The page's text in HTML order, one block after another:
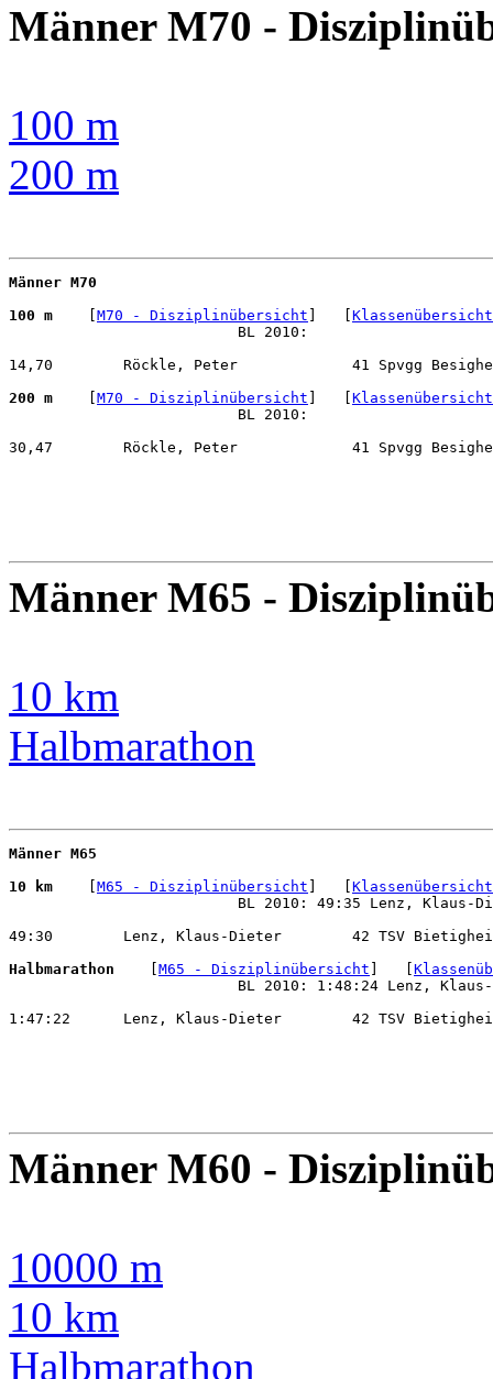
Männer M70 -
100 m
200 m
Männer M70
100 m
M70 - Disziplinübersicht
Klassenübersicht
                          BL 2010:
14,70        Röckle, Peter             41 Spvgg
200 m
M70 - Disziplinübersicht
Klassenübersicht
                          BL 2010:
30,47        Röckle, Peter             41 Spvgg
Männer M65 -
10 km
Halbmarathon
Männer M65
10 km
M65 - Disziplinübersicht
Klassenübersicht
BL 2010: 49:35 Lenz, Klaus-
49:30        Lenz, Klaus-Dieter        42 TSV
Halbmarathon
M65 - Disziplinübersicht
BL 2010: 1:48:24 Lenz,
1:47:22      Lenz, Klaus-Dieter        42 TSV
Männer M60 -
10000 m
10 km
Halbmarathon